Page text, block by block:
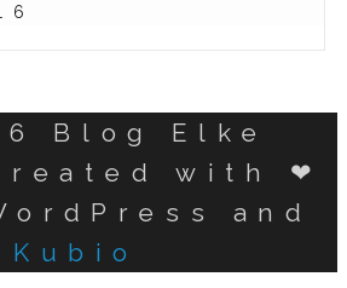
Blog Elke
with ❤
and
Kubio